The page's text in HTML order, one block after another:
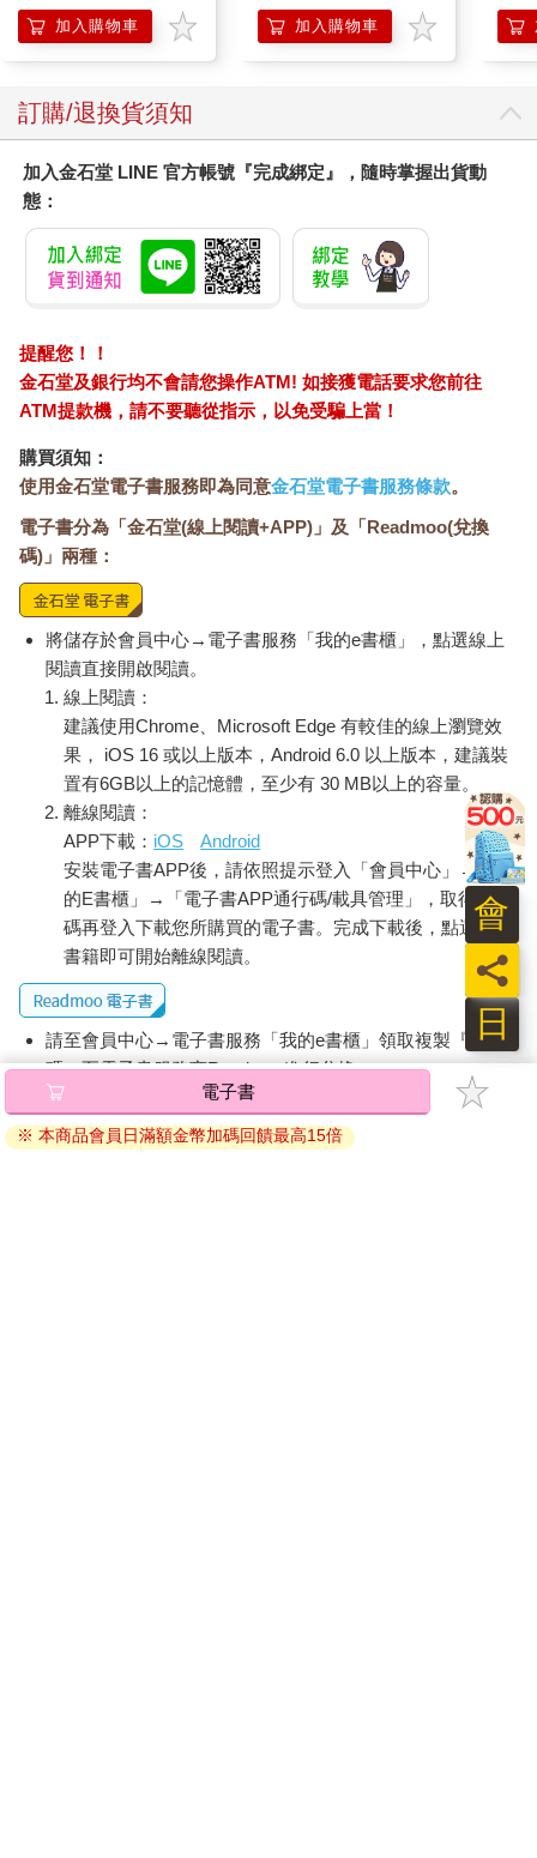
隔天在學校時，她和往常一樣，沒有和任何人說話，也沒有露出
笑容。
我忍不住懷疑，也許昨天看到的不是她，於是在和朋友玩了一陣
咖啡店裡，露出了在學校時從來沒有看過的表情。隔天也是，再
隔天也是。我遠遠地看著讓我感到陌生的她。
這種有點鬼鬼祟祟的生活過了兩個星期後，我很自然地走進咖啡
店所在的小路，看到一個阿姨在店門口澆花，她是「三人行」的
走了過去。
「啊喲，弟弟，你不就是經常在外面張望的那個弟弟嗎？」
店員阿姨叫住了我，我的心臟用力亂跳，同時停下了腳步，全身
「你不是每次都看那個妹妹嗎？你該不會是喜歡她？」
聽到阿姨開玩笑說的那句話，我動作生硬地轉過頭。阿姨臉上的
表情看起來並沒有覺得我很奇怪。
雖然我也曾經想過否認後逃走，但最後還是決定實話實說。阿姨
說了聲：「啊喲，原來是這樣啊。」她笑的時候，眼尾擠出了很
「既然你們是朋友，就不要只是在外面看，可以進去找她啊。」
「請問她也知道我在看她嗎？」
「不，我想她應該沒發現。」
「這樣啊。」
我鬆了一口氣。如果她知道我在偷偷觀察她，可能會更討厭我，
但同時也覺得有點惋惜，因為我覺得自己瞭解了她不為人知的一
面，但是對她來說，我仍然和以前一樣，只是一個從來沒有說過
話的同學。
我很希望可以稍微接近她，但如果可以接近她，要對她說什麼
「如果你晚回家十五分鐘，家裡的大人會罵你嗎？」
阿姨問我。我點了點頭。十五分鐘應該沒問題，但如果三十分
鐘，可能就會挨罵。
「那你跟我來。」
我順從地跟著阿姨，第一次走進了「三人行」咖啡店。店內是一
個縱長的空間，有六張桌子，後方是角落有收銀台的吧台和廚
她總是坐在左側正中央的桌子旁，今天也獨自坐在那裡，正在看
平時在教室時看的那本書。
她突然抬頭看著我，我發現她露出緊張的表情，所以很後悔走進
來。
「你們不是朋友嗎？來，你坐在這裡等一下。」
「喔，好。」
即使後悔，也已經來不及了，我聽從阿姨的安排，在她那張桌子
加入購物車 加入購物車
訂購/退換貨須知
加入金石堂 LINE 官方帳號『完成綁定』，隨時掌握出貨動
態：
提醒您！！
金石堂及銀行均不會請您操作ATM! 如接獲電話要求您前往
ATM提款機，請不要聽從指示，以免受騙上當！
購買須知：
使用金石堂電子書服務即為同意金石堂電子書服務條款。
電子書分為「金石堂(線上閱讀+APP)」及「Readmoo(兌換
碼)」兩種：
將儲存於會員中心→電子書服務「我的e書櫃」，點選線上
閱讀直接開啟閱讀。
線上閱讀：
建議使用Chrome、Microsoft Edge 有較佳的線上瀏覽效
果， iOS 16 或以上版本，Android 6.0 以上版本，建議裝
置有6GB以上的記憶體，至少有 30 MB以上的容量。
離線閱讀：
APP下載： iOS
Android
安裝電子書APP後，請依照提示登入「會員中心」→「我
的E書櫃」→「電子書APP通行碼/載具管理」，取得通行
碼再登入下載您所購買的電子書。完成下載後，點選任一
書籍即可開始離線閱讀。
請至會員中心→電子書服務「我的e書櫃」領取複製『兌換
碼』至電子書服務商Readmoo進行兌換。
退換貨須知：
因版權保護，您在金石堂所購買的電子書僅能以金石堂專屬
電子書
※ 本商品會員日滿額金幣加碼回饋最高15倍
日
員
會